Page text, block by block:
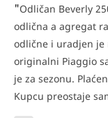
"Odličan Beverly
odlična a agregat
odlične i uradjen je
originalni Piaggio
je za sezonu.
Kupcu preostaje